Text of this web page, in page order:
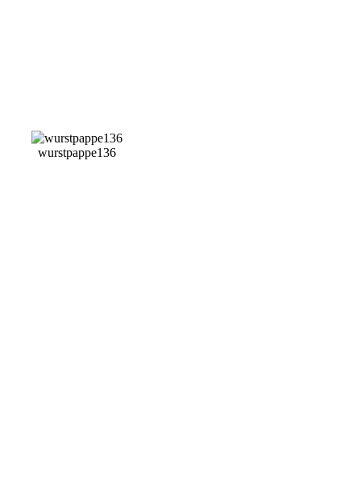
wurstpappe136